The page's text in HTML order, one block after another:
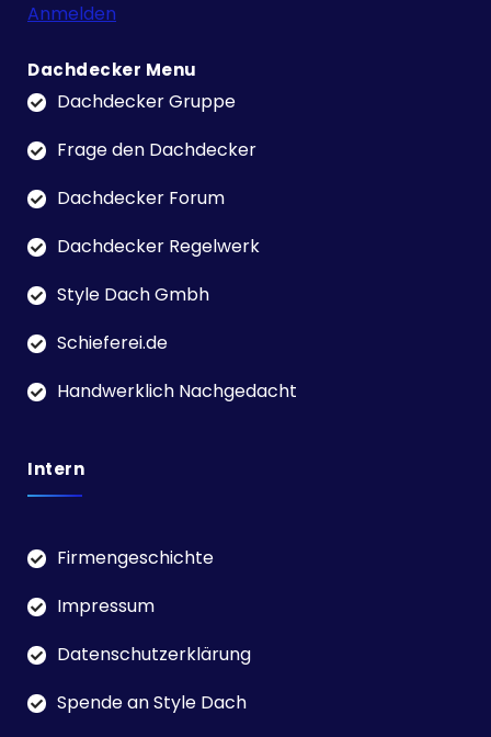
Anmelden
Dachdecker Menu
Dachdecker Gruppe
Frage den Dachdecker
Dachdecker Forum
Dachdecker Regelwerk
Style Dach Gmbh
Schieferei.de
Handwerklich Nachgedacht
Intern
Firmengeschichte
Impressum
Datenschutzerklärung
Spende an Style Dach